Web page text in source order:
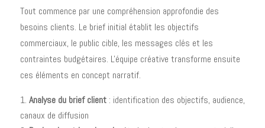
Tout commence par une compréhension approfondie des
besoins clients. Le brief initial établit les objectifs
commerciaux, le public cible, les messages clés et les
contraintes budgétaires. L'équipe créative transforme ensuite
ces éléments en concept narratif.
Analyse du brief client: identification des objectifs, audience,
canaux de diffusion